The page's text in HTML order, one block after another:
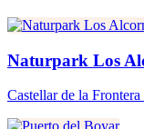
Naturpark Los
Castellar de la Frontera